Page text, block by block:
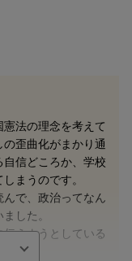
はそれと同じ境地に
私はこの本を手がけ
法の理念を考えて
歪曲化がまかり通
信どころか、学校
まうのです。
で、政治ってなん
した。
えようとしている